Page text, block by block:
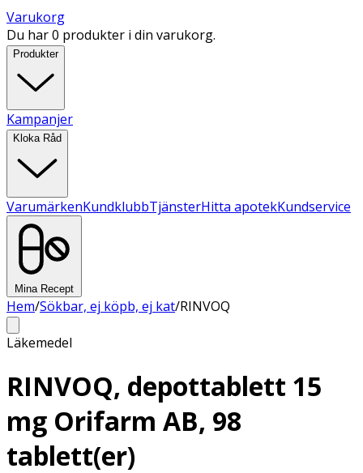
Varukorg
Du har 0 produkter i din varukorg.
Produkter
Kampanjer
Kloka Råd
VarumärkenKundklubbTjänsterHitta apotekKundservice
Mina Recept
Hem/Sökbar, ej köpb, ej kat/RINVOQ
Läkemedel
RINVOQ, depottablett 15
mg Orifarm AB, 98
tablett(er)